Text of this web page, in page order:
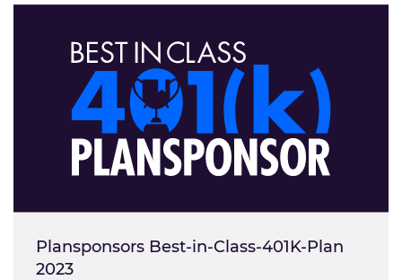
Plansponsors Best-in-Class-401K-Plan
2023